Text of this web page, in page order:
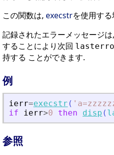
この関数は, execstrを使用す
記録されたエラーメッセージは,
することにより次回
持する ことができます.
例
ierr=execstr ( '
if
ierr>0 then disp (
参照